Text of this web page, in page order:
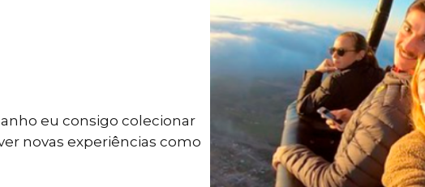
eu consigo colecionar
novas experiências como